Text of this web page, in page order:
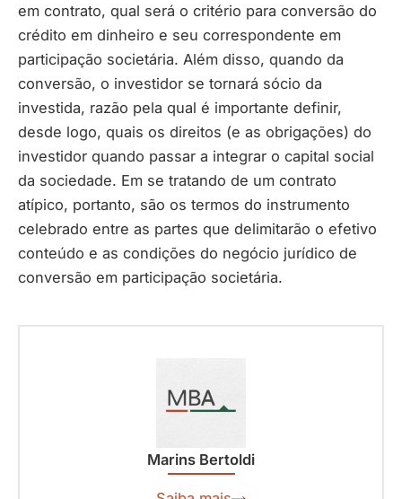
em contrato, qual será o critério para conversão do
crédito em dinheiro e seu correspondente em
participação societária. Além disso, quando da
conversão, o investidor se tornará sócio da
investida, razão pela qual é importante definir,
desde logo, quais os direitos (e as obrigações) do
investidor quando passar a integrar o capital social
da sociedade. Em se tratando de um contrato
atípico, portanto, são os termos do instrumento
celebrado entre as partes que delimitarão o efetivo
conteúdo e as condições do negócio jurídico de
conversão em participação societária.
Marins Bertoldi